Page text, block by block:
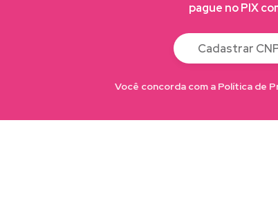
pague no PIX
Cadastrar
Você concorda com a Política de